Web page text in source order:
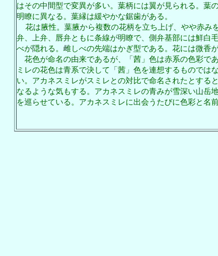
はその中間型で変異が多い。葉柄には翼が見られる。葉
明瞭に異なる。葉縁は緩やかな鋸歯がある。
花は腋性。葉腋から複数の花柄を立ち上げ、やや赤み
弁、上弁、唇弁ともに条線が明瞭で、側弁基部には鮮白
べが隠れる。雌しべの先端はかぎ型である。花には微香
花色が命名の由来であるが、「茜」色は赤系の色彩で
ミレの花色は青系で決して「茜」色を連想するもので
い。アカネスミレがスミレとの対比で命名されたとする
なるような気もする。アカネスミレの青みが雪深い山岳
を巡らせている。アカネスミレに出会うたびに色彩と名